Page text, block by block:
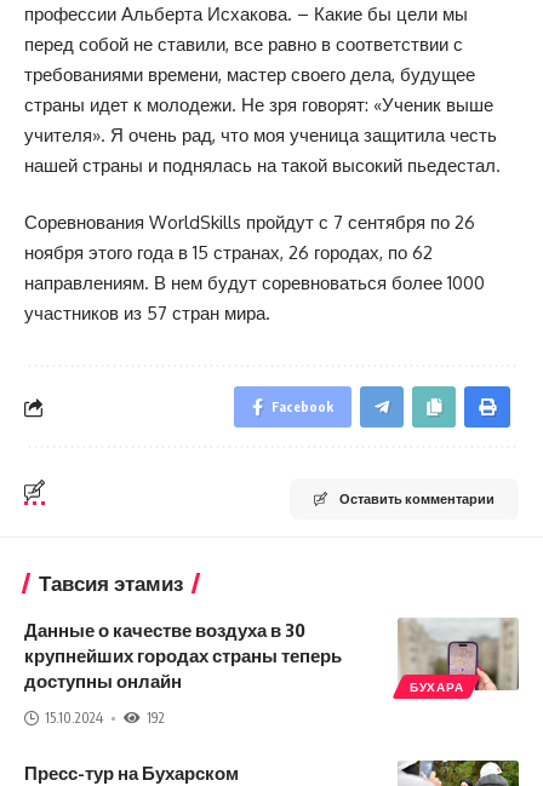
профессии Альберта Исхакова. – Какие бы цели мы
перед собой не ставили, все равно в соответствии с
требованиями времени, мастер своего дела, будущее
страны идет к молодежи. Не зря говорят: «Ученик выше
учителя». Я очень рад, что моя ученица защитила честь
нашей страны и поднялась на такой высокий пьедестал.
Соревнования WorldSkills пройдут с 7 сентября по 26
ноября этого года в 15 странах, 26 городах, по 62
направлениям. В нем будут соревноваться более 1000
участников из 57 стран мира.
Facebook
Оставить комментарии
Тавсия этамиз
БУХАРА
Данные о качестве воздуха в 30
крупнейших городах страны теперь
доступны онлайн
15.10.2024 192
Пресс-тур на Бухарском